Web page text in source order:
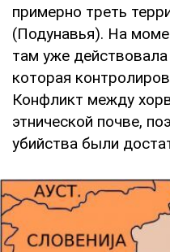
примерно треть
(Подунавья). На
там уже
которая
Конфликт между
этнической почве,
убийства были